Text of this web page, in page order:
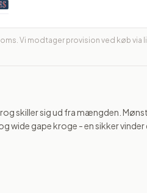
Vi modtager provision ved køb via
skiller sig ud fra mængden.
wide gape kroge - en sikker vinder